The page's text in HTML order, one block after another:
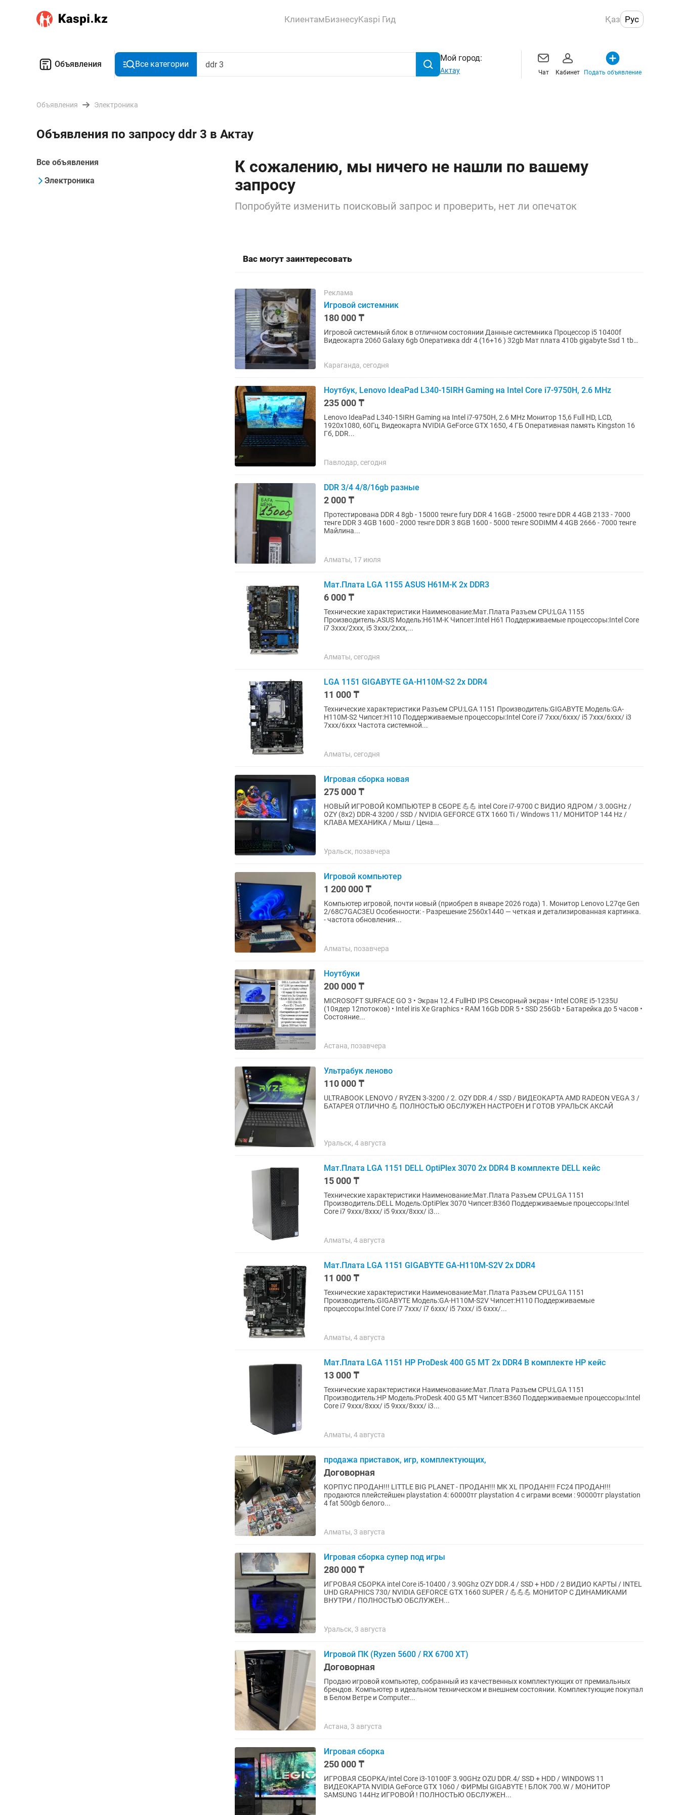
КлиентамБизнесуKaspi Гид Қаз Рус
Объявления Все категории
Мой город:
Актау Чат Кабинет Подать объявление
Объявления Электроника
Объявления по запросу ddr 3 в Актау
Все объявления
Электроника
К сожалению, мы ничего не нашли по вашему
запросу
Попробуйте изменить поисковый запрос и проверить, нет ли опечаток
Вас могут заинтересовать
Реклама
Игровой системник
180 000 ₸
Игровой системный блок в отличном состоянии Данные системника Процессор i5 10400f
Видеокарта 2060 Galaxy 6gb Оперативка ddr 4 (16+16 ) 32gb Мат плата 410b gigabyte Ssd 1 tb
Караганда, сегодня
Ноутбук, Lenovo IdeaPad L340-15IRH Gaming на Intel Core i7-9750H, 2.6 MHz
235 000 ₸
Lenovo IdeaPad L340-15IRH Gaming на Intel i7-9750H, 2.6 MHz Монитор 15,6 Full HD, LCD,
1920х1080, 60Гц, Видеокарта NVIDIA GeForce GTX 1650, 4 ГБ Оперативная память Kingston 16
Гб, DDR...
Павлодар, сегодня
DDR 3/4 4/8/16gb разные
2 000 ₸
Протестирована DDR 4 8gb - 15000 тенге fury DDR 4 16GB - 25000 тенге DDR 4 4GB 2133 - 7000
тенге DDR 3 4GB 1600 - 2000 тенге DDR 3 8GB 1600 - 5000 тенге SODIMM 4 4GB 2666 - 7000 тенге
Майлина...
Алматы, 17 июля
Мат.Плата LGA 1155 ASUS H61M-K 2x DDR3
6 000 ₸
Технические характеристики Наименование:Мат.Плата Разъем CPU:LGA 1155
Производитель:ASUS Модель:H61M-K Чипсет:Intel H61 Поддерживаемые процессоры:Intel Core
i7 3xxx/2хxx, i5 3xxx/2хxx,...
Алматы, сегодня
LGA 1151 GIGABYTE GA-H110M-S2 2x DDR4
11 000 ₸
Технические характеристики Разъем CPU:LGA 1151 Производитель:GIGABYTE Модель:GA-
H110M-S2 Чипсет:H110 Поддерживаемые процессоры:Intel Core i7 7xxx/6xxx/ i5 7xxx/6xxx/ i3
7xxx/6xxx Частота системной...
Алматы, сегодня
Игровая сборка новая
275 000 ₸
НОВЫЙ ИГРОВОЙ КОМПЬЮТЕР В СБОРЕ 💪💪 intel Core i7-9700 С ВИДИО ЯДРОМ / 3.00GHz /
OZY (8x2) DDR-4 3200 / SSD / NVIDIA GEFORCE GTX 1660 Ti / Windows 11/ МОНИТОР 144 Hz /
КЛАВА МЕХАНИКА / Мыш / Цена...
Уральск, позавчера
Игровой компьютер
1 200 000 ₸
Компьютер игровой, почти новый (приобрел в январе 2026 года) 1. Монитор Lenovo L27qe Gen
2/68C7GAC3EU Особенности: - Разрешение 2560x1440 — четкая и детализированная картинка.
- частота обновления...
Алматы, позавчера
Ноутбуки
200 000 ₸
MICROSOFT SURFACE GO 3 • Экран 12.4 FullHD IPS Сенсорный экран • Intel CORE i5-1235U
(10ядер 12потоков) • Intel iris Xe Graphics • RAM 16Gb DDR 5 • SSD 256Gb • Батарейка до 5 часов •
Состояние...
Астана, позавчера
Ультрабук леново
110 000 ₸
ULTRABOOK LENOVO / RYZEN 3-3200 / 2. OZY DDR.4 / SSD / ВИДЕОКАРТА AMD RADEON VEGA 3 /
БАТАРЕЯ ОТЛИЧНО 💪 ПОЛНОСТЬЮ ОБСЛУЖЕН НАСТРОЕН И ГОТОВ УРАЛЬСК АКСАЙ
Уральск, 4 августа
Мат.Плата LGA 1151 DELL OptiPlex 3070 2x DDR4 В комплекте DELL кейс
15 000 ₸
Технические характеристики Наименование:Мат.Плата Разъем CPU:LGA 1151
Производитель:DELL Модель:OptiPlex 3070 Чипсет:B360 Поддерживаемые процессоры:Intel
Core i7 9xxx/8xxx/ i5 9xxx/8xxx/ i3...
Алматы, 4 августа
Мат.Плата LGA 1151 GIGABYTE GA-H110M-S2V 2x DDR4
11 000 ₸
Технические характеристики Наименование:Мат.Плата Разъем CPU:LGA 1151
Производитель:GIGABYTE Модель:GA-H110M-S2V Чипсет:H110 Поддерживаемые
процессоры:Intel Core i7 7xxx/ i7 6xxx/ i5 7xxx/ i5 6xxx/...
Алматы, 4 августа
Мат.Плата LGA 1151 HP ProDesk 400 G5 MT 2x DDR4 В комплекте HP кейс
13 000 ₸
Технические характеристики Наименование:Мат.Плата Разъем CPU:LGA 1151
Производитель:HP Модель:ProDesk 400 G5 MT Чипсет:B360 Поддерживаемые процессоры:Intel
Core i7 9xxx/8xxx/ i5 9xxx/8xxx/ i3...
Алматы, 4 августа
продажа приставок, игр, комплектующих,
Договорная
КОРПУС ПРОДАН!!! LITTLE BIG PLANET - ПРОДАН!!! MK XL ПРОДАН!!! FC24 ПРОДАН!!!
продаются плейстейшен playstation 4: 60000тг playstation 4 с играми всеми : 90000тг playstation
4 fat 500gb белого...
Алматы, 3 августа
Игровая сборка супер под игры
280 000 ₸
ИГРОВАЯ СБОРКА intel Core i5-10400 / 3.90Ghz OZY DDR.4 / SSD + HDD / 2 ВИДИО КАРТЫ / INTEL
UHD GRAPHICS 730/ NVIDIA GEFORCE GTX 1660 SUPER / 💪💪💪 МОНИТОР С ДИНАМИКАМИ
ВНУТРИ / ПОЛНОСТЬЮ ОБСЛУЖЕН...
Уральск, 3 августа
Игровой ПК (Ryzen 5600 / RX 6700 XT)
Договорная
Продаю игровой компьютер, собранный из качественных комплектующих от премиальных
брендов. Компьютер в идеальном техническом и внешнем состоянии. Комплектующие покупал
в Белом Ветре и Computer...
Астана, 3 августа
Игровая сборка
250 000 ₸
ИГРОВАЯ СБОРКА/intel Core i3-10100F 3.90GHz OZU DDR.4/ SSD + HDD / WINDOWS 11
ВИДЕОКАРТА NVIDIA GeForce GTX 1060 / ФИРМЫ GIGABYTE ! БЛОК 700.W / МОНИТОР
SAMSUNG 144Hz ИГРОВОЙ ! ПОЛНОСТЬЮ ОБСЛУЖЕН...